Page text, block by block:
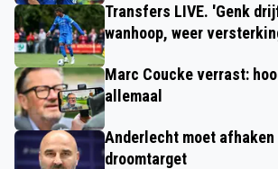
Transfers LIVE. 'Genk
wanhoop, weer
Marc Coucke verrast:
allemaal
Anderlecht moet afhaken
droomtarget